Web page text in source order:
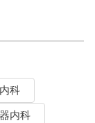
科
内科